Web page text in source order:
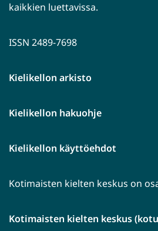
kaikkien luettavissa.
ISSN 2489-7698
Kielikellon arkisto
Kielikellon hakuohje
Kielikellon käyttöehdot
Kotimaisten kielten keskus on
Kotimaisten kielten keskus